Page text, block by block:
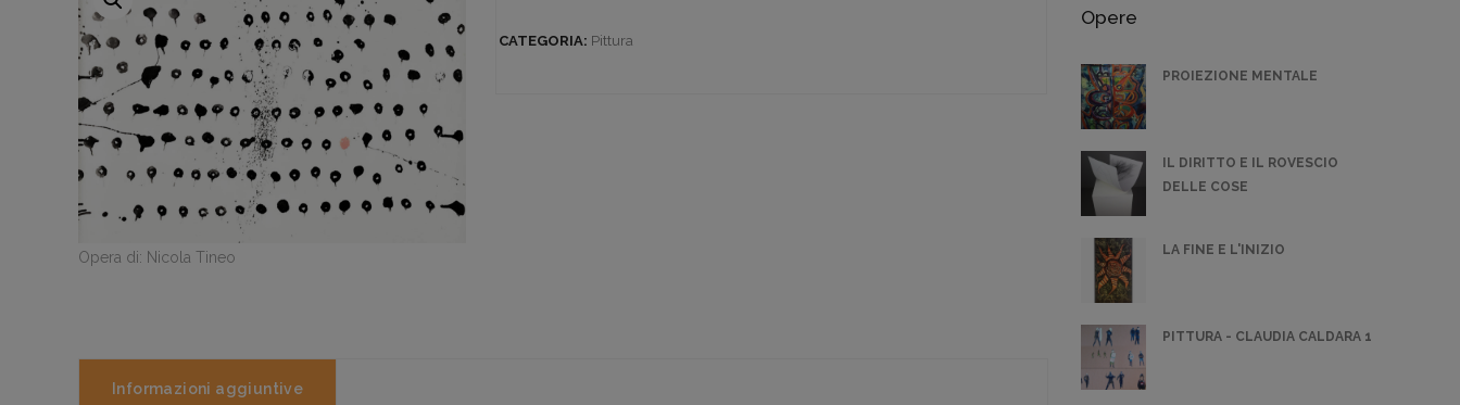
Opera di: Nicola Tineo
CATEGORIA: Pittura
Informazioni aggiuntive
Opere
PROIEZIONE MENTALE
IL DIRITTO E IL ROVESCIO
DELLE COSE
LA FINE E L'INIZIO
PITTURA - CLAUDIA CALDARA 1